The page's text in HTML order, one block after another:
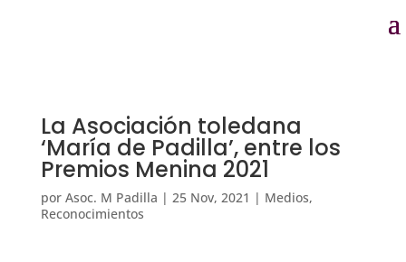
La Asociación toledana
‘María de Padilla’, entre los
Premios Menina 2021
por Asoc. M Padilla | 25 Nov, 2021 | Medios,
Reconocimientos